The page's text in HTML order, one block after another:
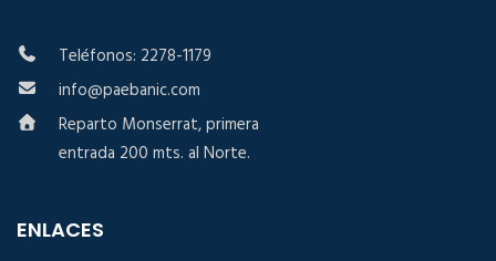
Teléfonos: 2278-1179
info@paebanic.com
Reparto Monserrat, primera
entrada 200 mts. al Norte.
ENLACES